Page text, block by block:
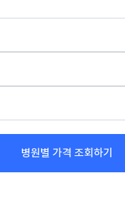
병원별 가격 조회하기